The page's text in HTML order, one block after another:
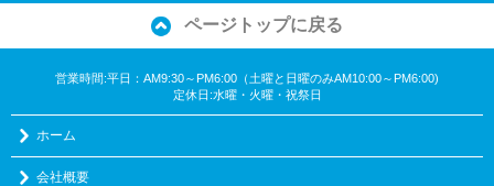
ページトップに戻る
営業時間:平日：AM9:30～PM6:00（土曜と日曜のみAM10:00～PM6:00)
定休日:水曜・火曜・祝祭日
ホーム
会社概要